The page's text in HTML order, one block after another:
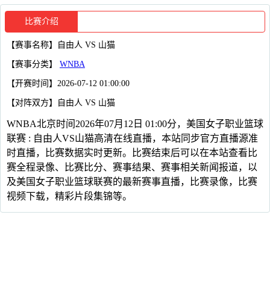
比赛介绍
【赛事名称】自由人 VS 山猫
【赛事分类】 WNBA
【开赛时间】2026-07-12 01:00:00
【对阵双方】自由人 VS 山猫
WNBA北京时间2026年07月12日 01:00分，美国女子职业篮球
联赛 : 自由人VS山猫高清在线直播，本站同步官方直播源准
时直播，比赛数据实时更新。比赛结束后可以在本站查看比
赛全程录像、比赛比分、赛事结果、赛事相关新闻报道，以
及美国女子职业篮球联赛的最新赛事直播，比赛录像，比赛
视频下载，精彩片段集锦等。